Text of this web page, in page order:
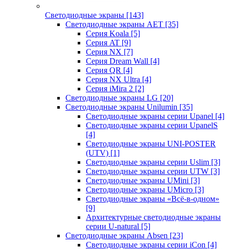
Светодиодные экраны [143]
Светодиодные экраны AET [35]
Cерия Koala [5]
Серия AT [9]
Серия NX [7]
Серия Dream Wall [4]
Серия QR [4]
Серия NX Ultra [4]
Серия iMira 2 [2]
Светодиодные экраны LG [20]
Светодиодные экраны Unilumin [35]
Светодиодные экраны серии Upanel [4]
Светодиодные экраны серии UpanelS
[4]
Светодиодные экраны UNI-POSTER
(UTV) [1]
Светодиодные экраны серии Uslim [3]
Светодиодные экраны серии UTW [3]
Светодиодные экраны UMini [3]
Светодиодные экраны UMicro [3]
Светодиодные экраны «Всё-в-одном»
[9]
Архитектурные светодиодные экраны
серии U-natural [5]
Светодиодные экраны Absen [23]
Светодиодные экраны серии iCon [4]